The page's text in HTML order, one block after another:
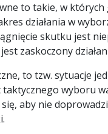
to takie, w których
działania w
skutku jest
zaskoczony
to tzw. sytuacje
wyboru
aby nie